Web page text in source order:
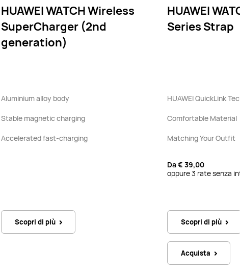
HUAWEI WATCH Wireless
SuperCharger (2nd
generation)
Aluminium alloy body
Stable magnetic charging
Accelerated fast-charging
Scopri di più
HUAWEI
Series Strap
HUAWEI QuickLink
Comfortable Material
Matching Your Outfit
Da€ 39,00
oppure 3 rate senza
Scopri di più
Acquista